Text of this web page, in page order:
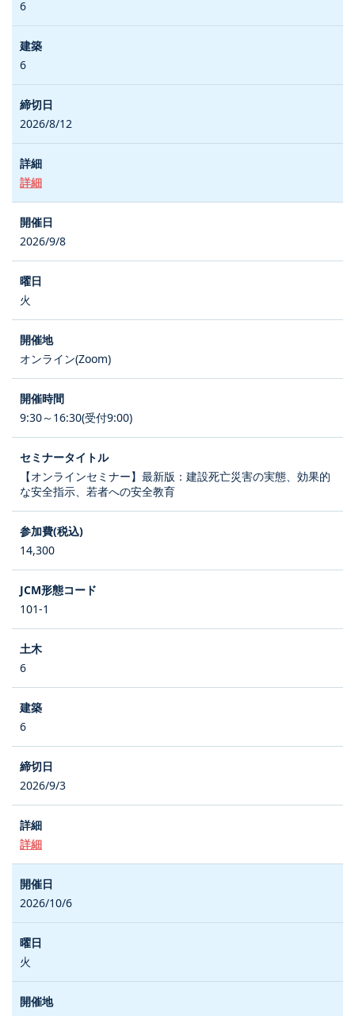
6
6
2026/8/12
詳細
2026/9/8
火
オンライン(Zoom)
9:30～16:30(受付9:00)
【オンラインセミナー】最新版：建設死亡災害の実態、効果的
な安全指示、若者への安全教育
14,300
101-1
6
6
2026/9/3
詳細
2026/10/6
火